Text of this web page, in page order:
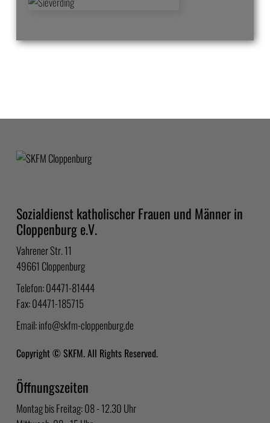
Sozialdienst katholischer Frauen und Männer in
Cloppenburg e.V.
Vahrener Str. 11
49661 Cloppenburg
Telefon: 04471-81444
Fax: 04471-185715
Email:info@skfm-cloppenburg.de
Copyright © SKFM. All Rights Reserved.
Öffnungszeiten
Montag bis Freitag: 08 - 12.30 Uhr